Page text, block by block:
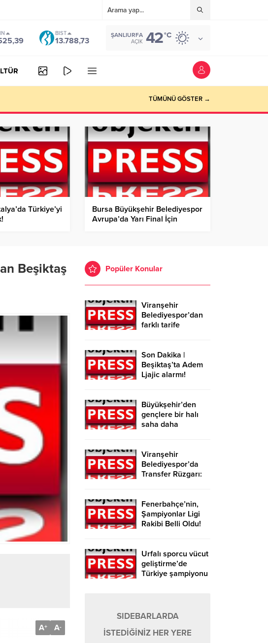
BIST
13.788,73
ŞANLIURFA
AÇIK 42°C
TÜMÜNÜ GÖSTER →
Türkiye’yi
Bursa Büyükşehir Belediyespor
Avrupa’da Yarı Final İçin
Beşiktaş
A+ A-
Popüler Konular
Viranşehir
Belediyespor’dan
farklı tarife
Son Dakika |
Beşiktaş’ta Adem
Ljajic alarmı!
Büyükşehir’den
gençlere bir halı
saha daha
Viranşehir
Belediyespor’da
Transfer Rüzgarı:
Fenerbahçe’nin,
Şampiyonlar Ligi
Rakibi Belli Oldu!
Urfalı sporcu vücut
geliştirme’de
Türkiye şampiyonu
SIDEBARLARDA
İSTEDİĞİNİZ HER YERE